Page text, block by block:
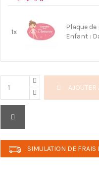
1x
Plaque
Enfant :
AJOUTER
SIMULATION DE FRAIS